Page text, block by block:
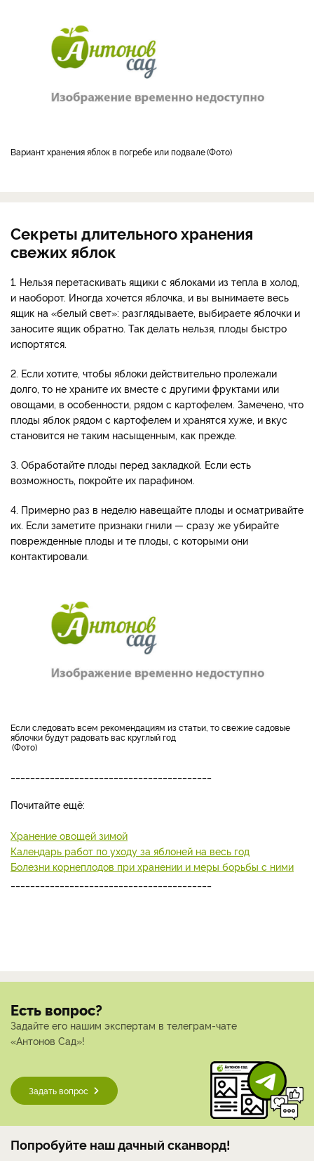
Вариант хранения яблок в погребе или подвале Фото
Секреты длительного хранения
свежих яблок
1. Нельзя перетаскивать ящики с яблоками из тепла в холод,
и наоборот. Иногда хочется яблочка, и вы вынимаете весь
ящик на «белый свет»: разглядываете, выбираете яблочки и
заносите ящик обратно. Так делать нельзя, плоды быстро
испортятся.
2. Если хотите, чтобы яблоки действительно пролежали
долго, то не храните их вместе с другими фруктами или
овощами, в особенности, рядом с картофелем. Замечено, что
плоды яблок рядом с картофелем и хранятся хуже, и вкус
становится не таким насыщенным, как прежде.
3. Обработайте плоды перед закладкой. Если есть
возможность, покройте их парафином.
4. Примерно раз в неделю навещайте плоды и осматривайте
их. Если заметите признаки гнили — сразу же убирайте
поврежденные плоды и те плоды, с которыми они
контактировали.
Если следовать всем рекомендациям из статьи, то свежие садовые
яблочки будут радовать вас круглый год
Фото
Почитайте ещё:
Хранение овощей зимой
Календарь работ по уходу за яблоней на весь год
Болезни корнеплодов при хранении и меры борьбы с ними
Есть вопрос?
Задайте его нашим экспертам в телеграм-чате
«Антонов Сад»!
Задать вопрос
Попробуйте наш дачный сканворд!